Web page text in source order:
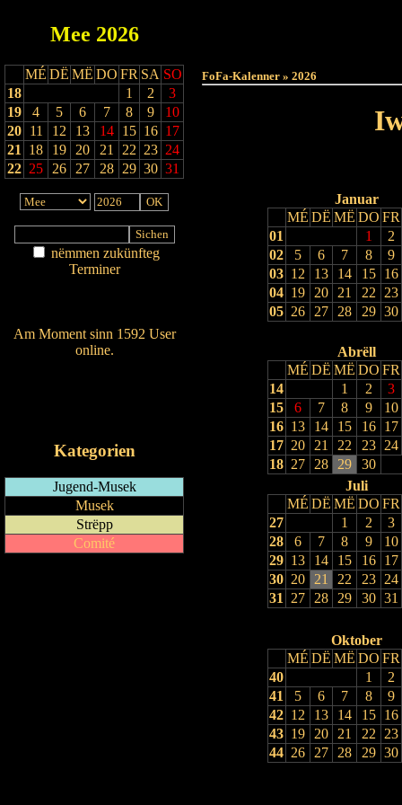
Mee 2026
MÉ DË MË DO FR SA SO
18
1 2
3
19
4 5 6 7 8 9
10
20 11 12 13 14 15 16 17
21
18 19 20 21 22 23 24
22 25 26 27 28 29 30 31
nëmmen zukünfteg
Terminer
Am Moment sinn 1592 User
online.
Kategorien
Jugend-Musek
Musek
Strëpp
Comité
FoFa-Kalenner » 2026
Januar
MÉ DË MË DO FR
01
1
2
02
5 6 7 8
9
03 12 13 14 15
16
04 19 20 21 22
23
05 26 27 28 29 30
Abrëll
MÉ DË MË DO FR
14
1 2
3
15
6 7 8 9
10
16 13 14 15 16
17
17 20 21 22 23
24
18 27 28 29
30
Juli
MÉ DË MË DO FR
27
1 2
3
28
6 7 8 9
10
29 13 14 15 16
17
30 20 21 22 23
24
31
27 28 29 30 31
Oktober
MÉ DË MË DO FR
40
1
2
41
5 6 7 8
9
42 12 13 14 15
16
43 19 20 21 22
23
44 26 27 28 29 30